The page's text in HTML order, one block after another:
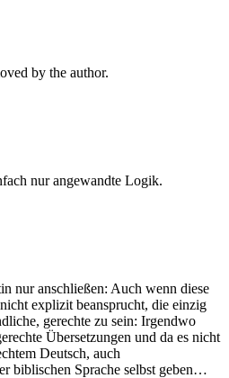
by the author.
nur angewandte Logik.
nur anschließen: Auch wenn diese
explizit beansprucht, die einzig
gerechte zu sein: Irgendwo
Übersetzungen und da es nicht
Deutsch, auch
biblischen Sprache selbst geben…